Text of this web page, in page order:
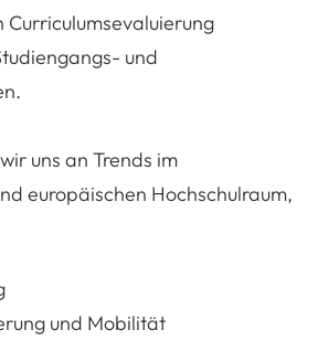
Curriculumsevaluierung
und
uns an Trends im
europäischen Hochschulraum,
und Mobilität